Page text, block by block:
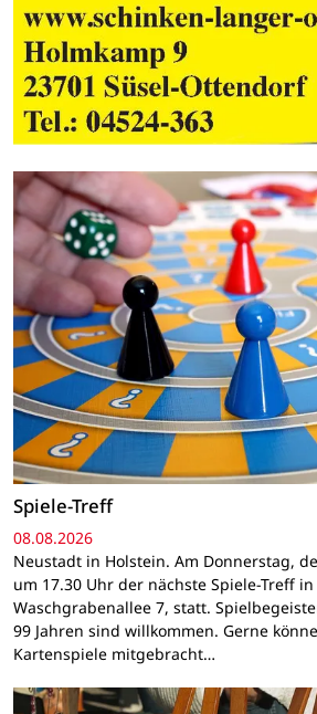
Spiele-Treff
08.08.2026
Neustadt in Holstein. Am Donnerstag,
um 17.30 Uhr der nächste Spiele-Treff
Waschgrabenallee 7, statt.
99 Jahren sind willkommen. Gerne
Kartenspiele mitgebracht…